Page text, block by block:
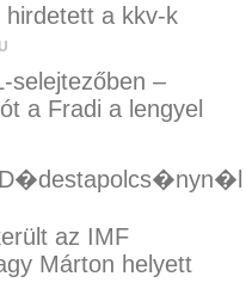
hirdetett a kkv-k
selejtezőben –
a Fradi a lengyel
az IMF
Márton helyett